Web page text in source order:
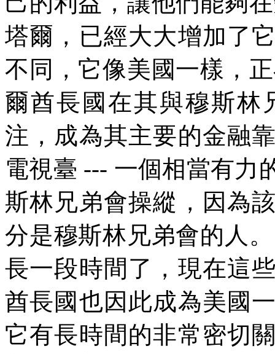
塔爾，已經大大增加了
不同，它像美國一樣，
爾酋長國在其與穆斯林
注，成為其主要的金融
電視臺 --- 一個相當有力
斯林兄弟會操縱，因為
分是穆斯林兄弟會的人。
長一段時間了，現在這
酋長國也因此成為美國
它有長時間的非常密切